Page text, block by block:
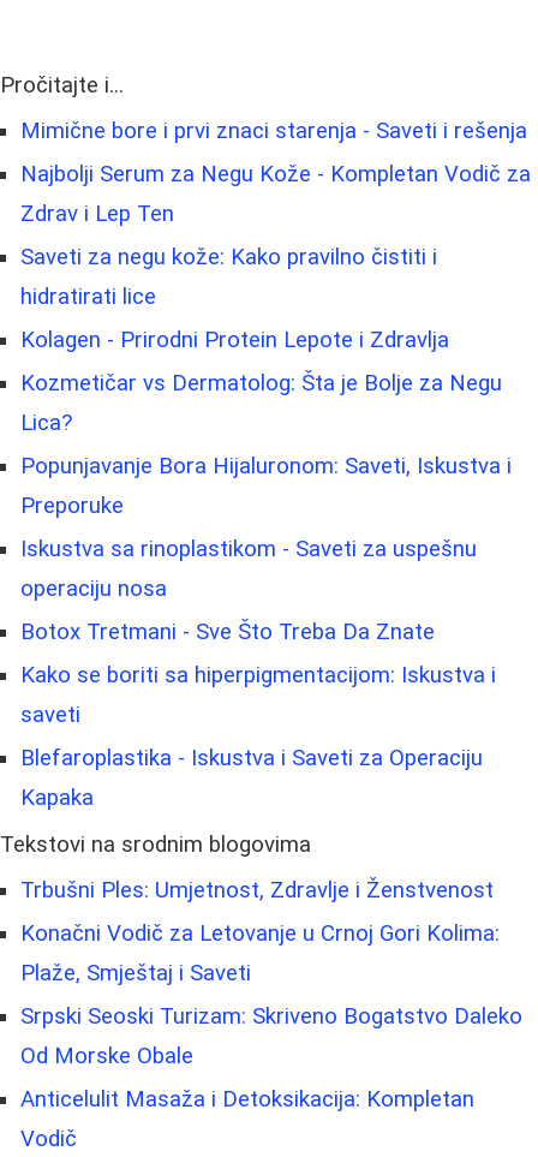
Pročitajte i...
Mimične bore i prvi znaci starenja - Saveti i rešenja
Najbolji Serum za Negu Kože - Kompletan Vodič za
Zdrav i Lep Ten
Saveti za negu kože: Kako pravilno čistiti i
hidratirati lice
Kolagen - Prirodni Protein Lepote i Zdravlja
Kozmetičar vs Dermatolog: Šta je Bolje za Negu
Lica?
Popunjavanje Bora Hijaluronom: Saveti, Iskustva i
Preporuke
Iskustva sa rinoplastikom - Saveti za uspešnu
operaciju nosa
Botox Tretmani - Sve Što Treba Da Znate
Kako se boriti sa hiperpigmentacijom: Iskustva i
saveti
Blefaroplastika - Iskustva i Saveti za Operaciju
Kapaka
Tekstovi na srodnim blogovima
Trbušni Ples: Umjetnost, Zdravlje i Ženstvenost
Konačni Vodič za Letovanje u Crnoj Gori Kolima:
Plaže, Smještaj i Saveti
Srpski Seoski Turizam: Skriveno Bogatstvo Daleko
Od Morske Obale
Anticelulit Masaža i Detoksikacija: Kompletan
Vodič